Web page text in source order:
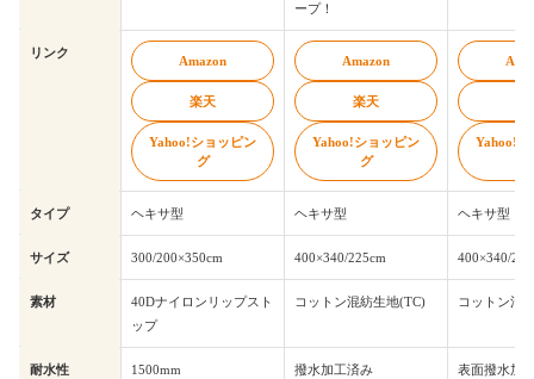
ープ！
リンク
Amazon
楽天
Yahoo!ショッピン
グ
Amazon
楽天
Yahoo!ショッピン
グ
Yahoo!シ
タイプ ヘキサ型 ヘキサ型 ヘキサ型
サイズ 300/200×350cm 400×340/225cm 400×340/
素材
40Dナイロンリップスト
ップ
コットン混紡生地(TC) コットン混
耐水性 1500mm 撥水加工済み 表面撥水加